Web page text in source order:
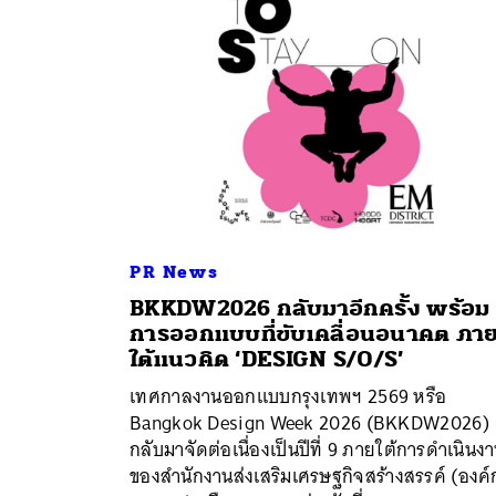
PR News
BKKDW2026 กลับมาอีกครั้ง พร้อม
การออกแบบที่ขับเคลื่อนอนาคต ภา
ใต้แนวคิด ‘DESIGN S/O/S’
เทศกาลงานออกแบบกรุงเทพฯ 2569 หรือ
Bangkok Design Week 2026 (BKKDW2026)
กลับมาจัดต่อเนื่องเป็นปีที่ 9 ภายใต้การดำเนินง
ของสำนักงานส่งเสริมเศรษฐกิจสร้างสรรค์ (องค์